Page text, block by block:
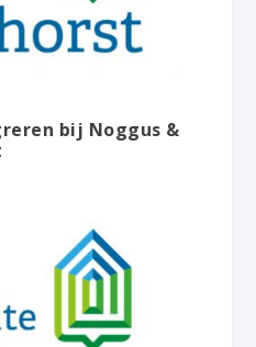
bij Noggus &